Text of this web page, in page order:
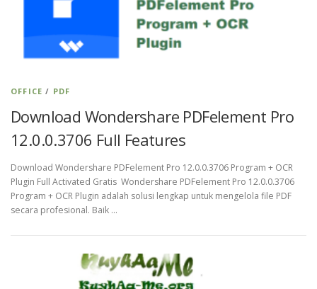
OFFICE / PDF
Download Wondershare PDFelement Pro
12.0.0.3706 Full Features
Download Wondershare PDFelement Pro 12.0.0.3706 Program + OCR
Plugin Full Activated Gratis Wondershare PDFelement Pro 12.0.0.3706
Program + OCR Plugin adalah solusi lengkap untuk mengelola file PDF
secara profesional. Baik …